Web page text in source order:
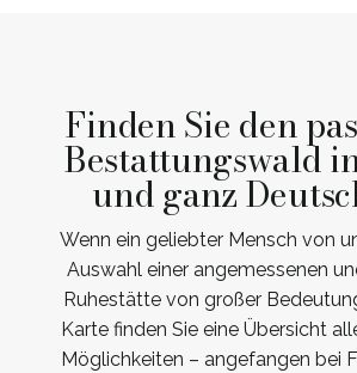
Finden Sie den
Bestattungswald
und ganz
Wenn ein geliebter Mensch von
Auswahl einer angemessenen
Ruhestätte von großer
Karte finden Sie eine Übersicht
Möglichkeiten – angefangen bei